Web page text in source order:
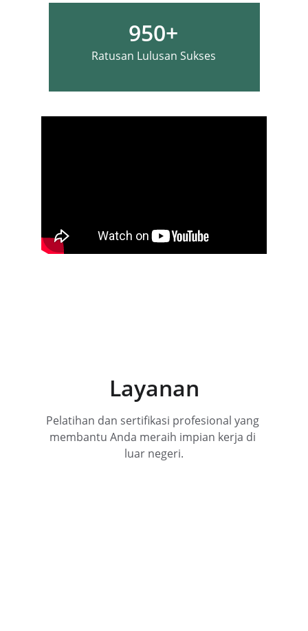
950+
Ratusan Lulusan Sukses
Layanan
Pelatihan dan sertifikasi profesional yang
membantu Anda meraih impian kerja di
luar negeri.